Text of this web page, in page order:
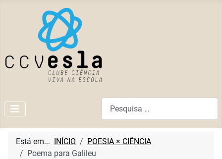
Está em... INÍCIO
POESIA × CIÊNCIA
Poema para Galileu